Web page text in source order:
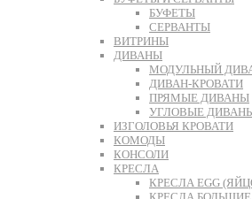
БУФЕТЫ
СЕРВАНТЫ
ВИТРИНЫ
ДИВАНЫ
МОДУЛЬНЫЙ
ДИВАН-КРОВАТИ
ПРЯМЫЕ ДИВАНЫ
УГЛОВЫЕ
ИЗГОЛОВЬЯ КРОВАТИ
КОМОДЫ
КОНСОЛИ
КРЕСЛА
КРЕСЛА EGG